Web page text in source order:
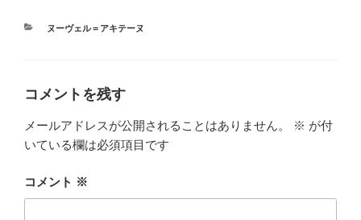
カ
ヌーヴェル＝アキテーヌ
コメントを残す
メールアドレスが公開されることはありません。 ※ が付
いている欄は必須項目です
コメント ※